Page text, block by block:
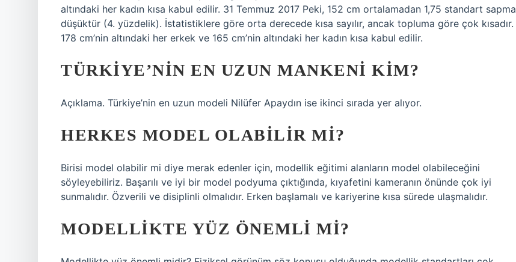
altındaki her kadın kısa kabul edilir. 31 Temmuz 2017 Peki, 152 cm ortalamadan 1,75 standart sapma
düşüktür (4. yüzdelik). İstatistiklere göre orta derecede kısa sayılır, ancak topluma göre çok kısadır.
178 cm’nin altındaki her erkek ve 165 cm’nin altındaki her kadın kısa kabul edilir.
TÜRKIYE’NIN EN UZUN MANKENI KIM?
Açıklama. Türkiye’nin en uzun modeli Nilüfer Apaydın ise ikinci sırada yer alıyor.
HERKES MODEL OLABILIR MI?
Birisi model olabilir mi diye merak edenler için, modellik eğitimi alanların model olabileceğini
söyleyebiliriz. Başarılı ve iyi bir model podyuma çıktığında, kıyafetini kameranın önünde çok iyi
sunmalıdır. Özverili ve disiplinli olmalıdır. Erken başlamalı ve kariyerine kısa sürede ulaşmalıdır.
MODELLIKTE YÜZ ÖNEMLI MI?